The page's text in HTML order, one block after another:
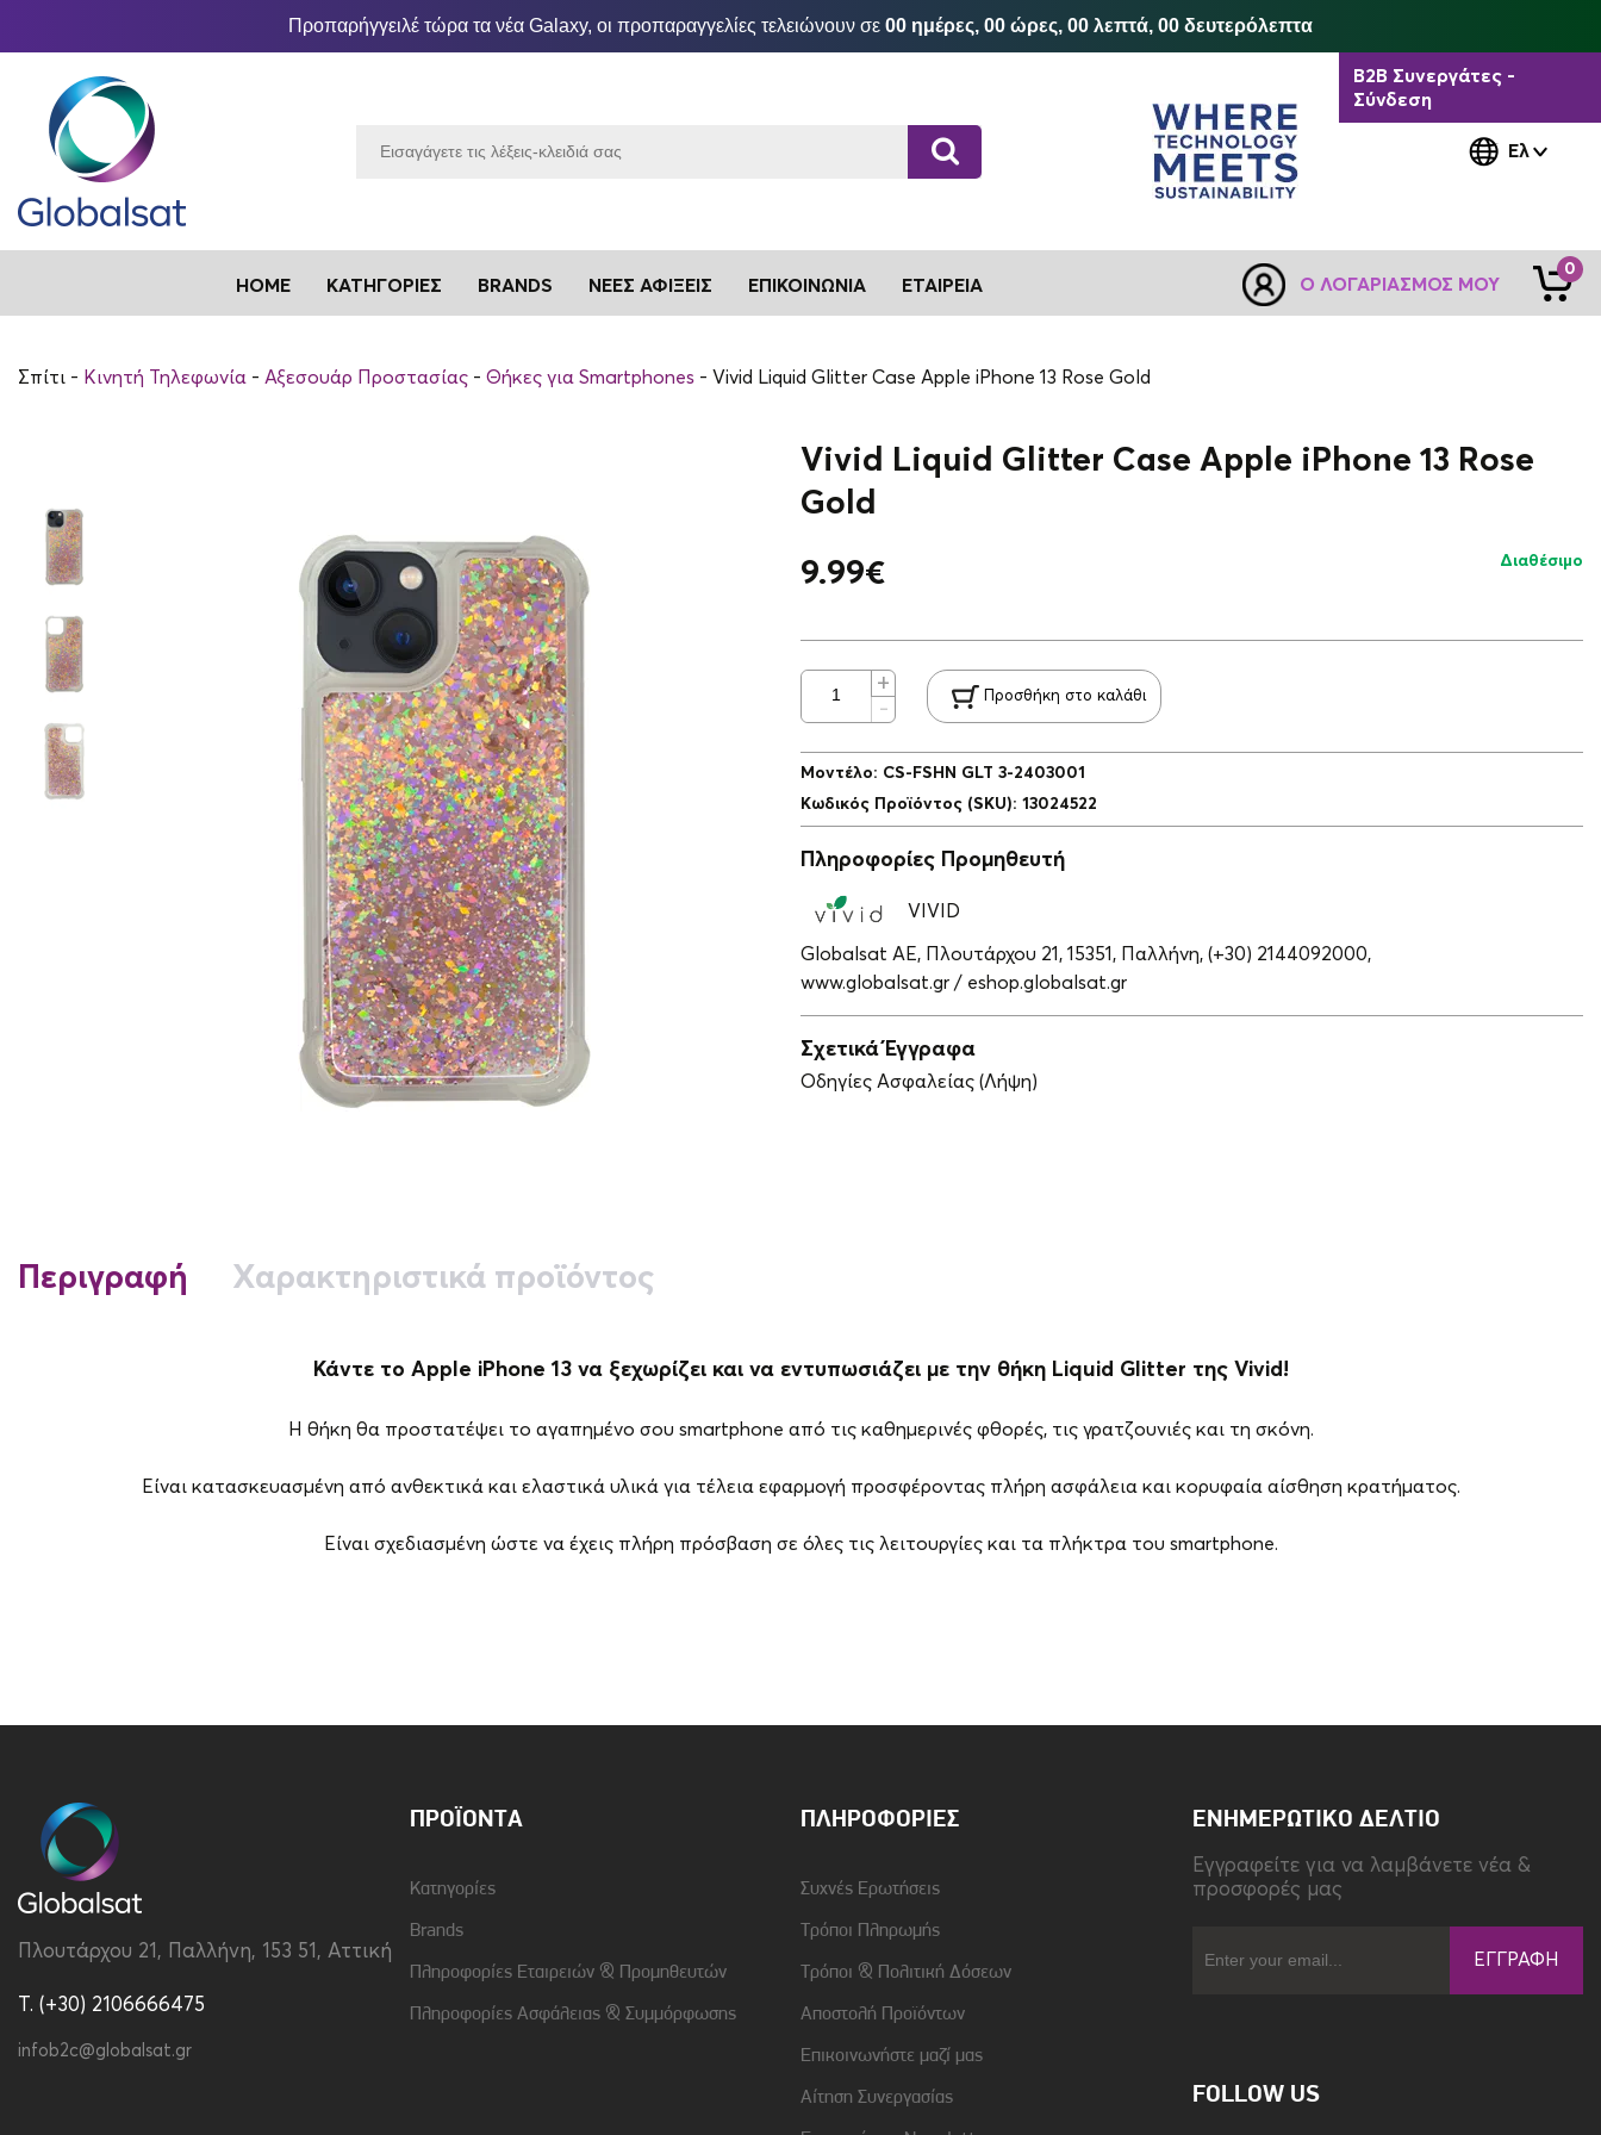
Προπαρήγγειλέ τώρα τα νέα Galaxy, οι προπαραγγελίες τελειώνουν σε 00 ημέρες, 00 ώρες, 00 λεπτά, 00 δευτερόλεπτα
Ελ
B2B Συνεργάτες -
Σύνδεση
HOME ΚΑΤΗΓΟΡΊΕΣ BRANDS ΝΈΕΣ ΑΦΊΞΕΙΣ ΕΠΙΚΟΙΝΩΝΊΑ ΕΤΑΙΡΕΊΑ Ο ΛΟΓΑΡΙΑΣΜΌΣ ΜΟΥ
0
Σπίτι Κινητή Τηλεφωνία Αξεσουάρ Προστασίας Θήκες για Smartphones Vivid Liquid Glitter Case Apple iPhone 13 Rose Gold
Vivid Liquid Glitter Case Apple iPhone 13 Rose
Gold
9.99€ Διαθέσιμο
Προσθήκη στο καλάθι
Μοντέλο: CS-FSHN GLT 3-2403001
Κωδικός Προϊόντος (SKU): 13024522
Πληροφορίες Προμηθευτή
VIVID
Globalsat ΑΕ, Πλουτάρχου 21, 15351, Παλλήνη, (+30) 2144092000,
www.globalsat.gr / eshop.globalsat.gr
Σχετικά Έγγραφα
Οδηγίες Ασφαλείας (Λήψη)
Περιγραφή Χαρακτηριστικά προϊόντος
Κάντε το Apple iPhone 13 να ξεχωρίζει και να εντυπωσιάζει με την θήκη Liquid Glitter της Vivid!
Η θήκη θα προστατέψει το αγαπημένο σου smartphone από τις καθημερινές φθορές, τις γρατζουνιές και τη σκόνη.
Είναι κατασκευασμένη από ανθεκτικά και ελαστικά υλικά για τέλεια εφαρμογή προσφέροντας πλήρη ασφάλεια και κορυφαία αίσθηση κρατήματος.
Είναι σχεδιασμένη ώστε να έχεις πλήρη πρόσβαση σε όλες τις λειτουργίες και τα πλήκτρα του smartphone.
Υλικό Σιλικόνη Χρώμα Διάφανο-Ρόζ Χρυσό
Πλουτάρχου 21, Παλλήνη, 153 51, Αττική
T. (+30) 2106666475
infob2c@globalsat.gr
ΠΡΟΪΌΝΤΑ
Κατηγορίες
Brands
Πληροφορίες Εταιρειών & Προμηθευτών
Πληροφορίες Ασφάλειας & Συμμόρφωσης
ΠΛΗΡΟΦΟΡΊΕΣ
Συχνές Ερωτήσεις
Τρόποι Πληρωμής
Τρόποι & Πολιτική Δόσεων
Αποστολή Προϊόντων
Επικοινωνήστε μαζί μας
Αίτηση Συνεργασίας
ΕΝΗΜΕΡΩΤΙΚΌ ΔΕΛΤΊΟ
Eγγραφείτε για να λαμβάνετε νέα &
προσφορές μας
ΕΓΓΡΑΦΉ
FOLLOW US